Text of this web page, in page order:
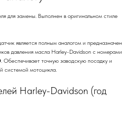
для замены. Выполнен в оригинальном стиле
является полным аналогом и предназначен
давления масла Harley-Davidson с номерами
. Обеспечивает точную заводскую посадку и
системой мотоцикла.
Harley-Davidson (год